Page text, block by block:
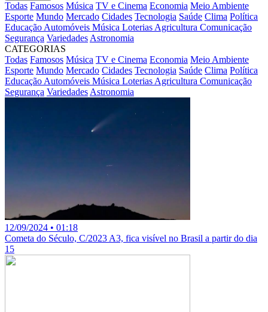
Todas Famosos Música TV e Cinema Economia Meio Ambiente
Esporte Mundo Mercado Cidades Tecnologia Saúde Clima Política
EducaçãoAutomóveis Música LoteriasAgricultura Comunicação
Segurança VariedadesAstronomia
CATEGORIAS
Todas Famosos Música TV e Cinema Economia Meio Ambiente
Esporte Mundo Mercado Cidades Tecnologia Saúde Clima Política
EducaçãoAutomóveis Música LoteriasAgricultura Comunicação
Segurança VariedadesAstronomia
12/09/2024 • 01:18
Cometa do Século, C/2023 A3, fica visível no Brasil a partir do dia
15